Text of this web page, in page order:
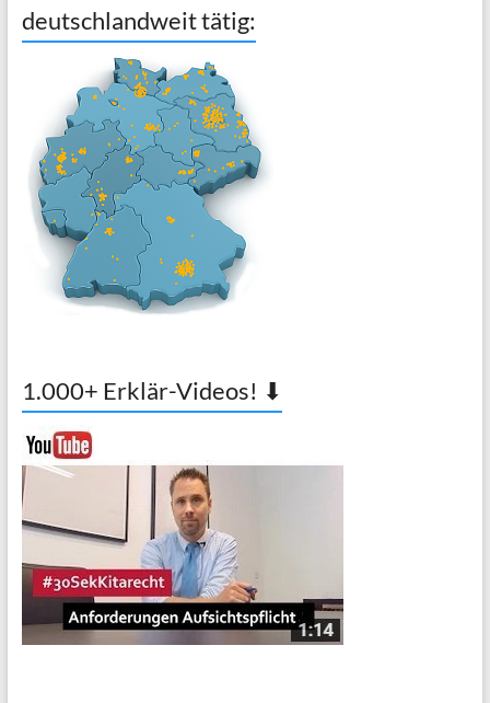
deutschlandweit tätig:
1.000+ Erklär-Videos! ⬇